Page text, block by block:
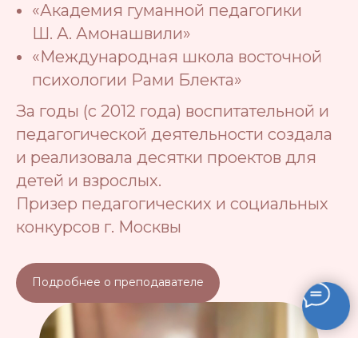
«Академия гуманной педагогики
Ш. А. Амонашвили»
«Международная школа восточной
психологии Рами Блекта»
За годы (с 2012 года) воспитательной и
педагогической деятельности создала
и реализовала десятки проектов для
детей и взрослых.
Призер педагогических и социальных
конкурсов г. Москвы
Подробнее о преподавателе